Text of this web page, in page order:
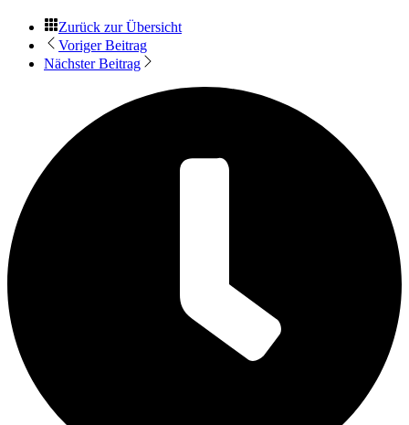
Zurück zur Übersicht
Voriger Beitrag
Nächster Beitrag